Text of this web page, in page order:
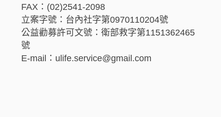
FAX：(02)2541-2098
立案字號：台內社字第0970110204號
公益勸募許可文號：衛部救字第1151362465
號
E-mail：ulife.service@gmail.com